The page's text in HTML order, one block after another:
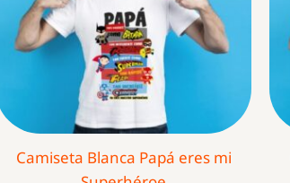
Camiseta Blanca Papá eres mi